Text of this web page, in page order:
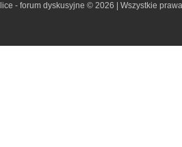
- forum dyskusyjne © 2026 | Wszystkie